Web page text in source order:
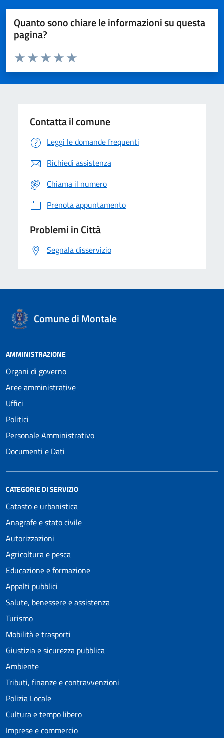
Quanto sono chiare le informazioni su questa
pagina?
Domanda
Valuta da 1 a 5 stelle la pagina
Valuta 5 stelle su 5
Valuta 4 stelle su 5
Valuta 3 stelle su 5
Valuta 2 stelle su 5
Valuta 1 stelle su 5
Contatta il comune
Leggi le domande frequenti
Richiedi assistenza
Chiama il numero
Prenota appuntamento
Problemi in Città
Segnala disservizio
Comune di Montale
AMMINISTRAZIONE
Organi di governo
Aree amministrative
Uffici
Politici
Personale Amministrativo
Documenti e Dati
CATEGORIE DI SERVIZIO
Catasto e urbanistica
Anagrafe e stato civile
Autorizzazioni
Agricoltura e pesca
Educazione e formazione
Appalti pubblici
Salute, benessere e assistenza
Turismo
Mobilità e trasporti
Giustizia e sicurezza pubblica
Ambiente
Tributi, finanze e contravvenzioni
Polizia Locale
Cultura e tempo libero
Imprese e commercio